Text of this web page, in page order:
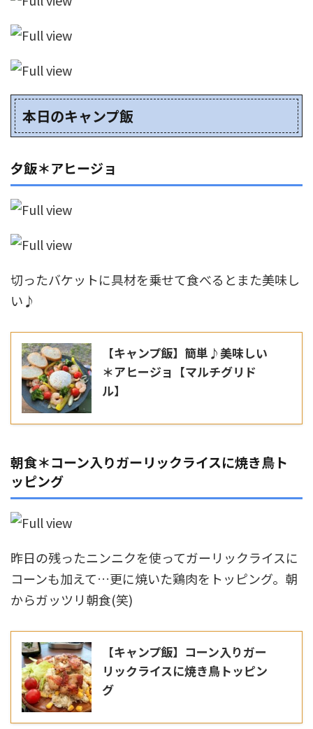
本日のキャンプ飯
夕飯＊アヒージョ
切ったバケットに具材を乗せて食べるとまた美味し
い♪
【キャンプ飯】簡単♪美味しい
＊アヒージョ【マルチグリド
ル】
朝食＊コーン入りガーリックライスに焼き鳥ト
ッピング
昨日の残ったニンニクを使ってガーリックライスに
コーンも加えて…更に焼いた鶏肉をトッピング。朝
からガッツリ朝食(笑)
【キャンプ飯】コーン入りガー
リックライスに焼き鳥トッピン
グ